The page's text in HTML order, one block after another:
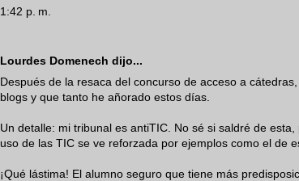
1:42 p. m.
Lourdes Domenech dijo...
Después de la resaca del concurso de acceso a
blogs y que tanto he añorado estos días.
Un detalle: mi tribunal es antiTIC. No sé si saldré de
uso de las TIC se ve reforzada por ejemplos como el de
¡Qué lástima! El alumno seguro que tiene más